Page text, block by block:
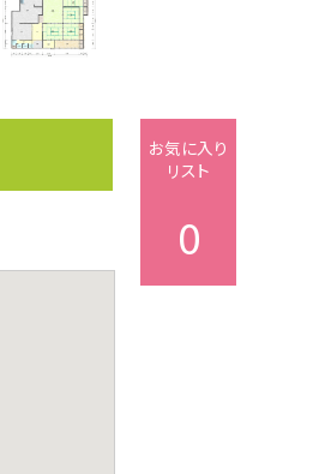
お気に入り
リスト
0